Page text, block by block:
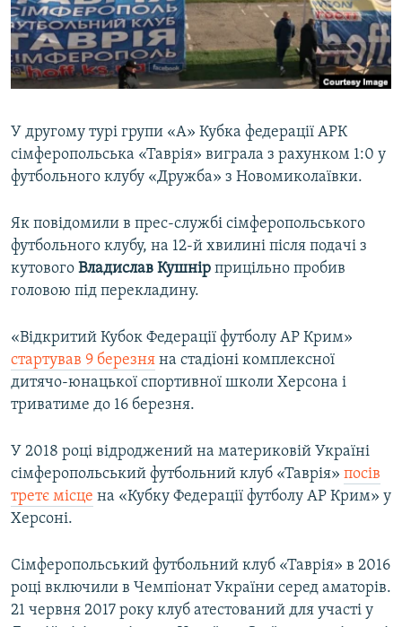
ВІДЕОУРОКИ «ELIFBE»
СВІДЧЕННЯ ОКУПАЦІЇ
УКРАЇНСЬКА ПРОБЛЕМА КРИМУ
Русский
Qırımtatar
У другому турі групи «А» Кубка федерації АРК
сімферопольська «Таврія» виграла з рахунком 1:0 у
футбольного клубу «Дружба» з Новомиколаївки.
Як повідомили в прес-службі сімферопольського
футбольного клубу, на 12-й хвилині після подачі з
кутового Владислав Кушнір прицільно пробив
головою під перекладину.
«Відкритий Кубок Федерації футболу АР Крим»
стартував 9 березня на стадіоні комплексної
дитячо-юнацької спортивної школи Херсона і
триватиме до 16 березня.
У 2018 році відроджений на материковій Україні
сімферопольський футбольний клуб «Таврія» посів
третє місце на «Кубку Федерації футболу АР Крим» у
Херсоні.
Сімферопольський футбольний клуб «Таврія» в 2016
році включили в Чемпіонат України серед аматорів.
21 червня 2017 року клуб атестований для участі у